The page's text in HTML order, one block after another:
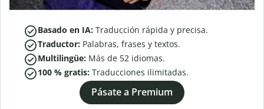
Basado en IA: Traducción rápida y precisa.
Traductor: Palabras, frases y textos.
Multilingüe: Más de 52 idiomas.
100 % gratis: Traducciones ilimitadas.
Pásate a Premium